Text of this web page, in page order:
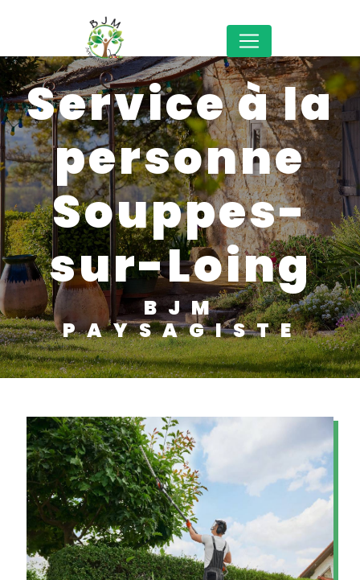
service à la
personne
Souppes-
sur-Loing
BJM
PAYSAGISTE